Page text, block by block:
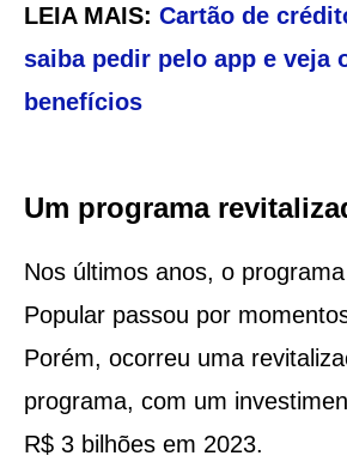
LEIA MAIS: Cartão de
saiba pedir pelo app e veja
benefícios
Um programa
Nos últimos anos, o
Popular passou por
Porém, ocorreu uma
programa, com um
R$ 3 bilhões em 2023.